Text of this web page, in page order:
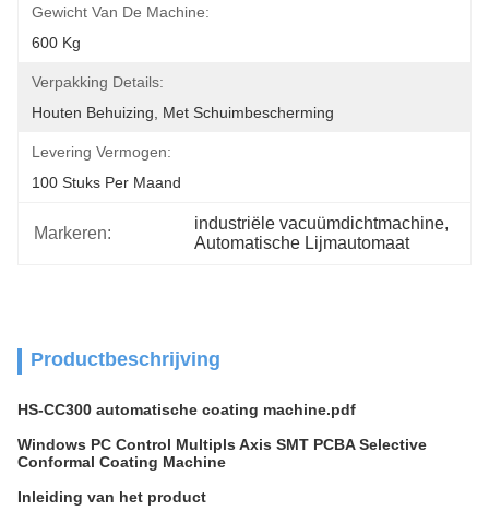
Gewicht Van De Machine:
600 Kg
Verpakking Details:
Houten Behuizing, Met Schuimbescherming
Levering Vermogen:
100 Stuks Per Maand
Markeren:
industriële vacuümdichtmachine
Automatische Lijmautomaat
Productbeschrijving
HS-CC300 automatische coating machine.pdf
Windows PC Control Multipls Axis SMT PCBA Selective
Conformal Coating Machine
Inleiding van het product